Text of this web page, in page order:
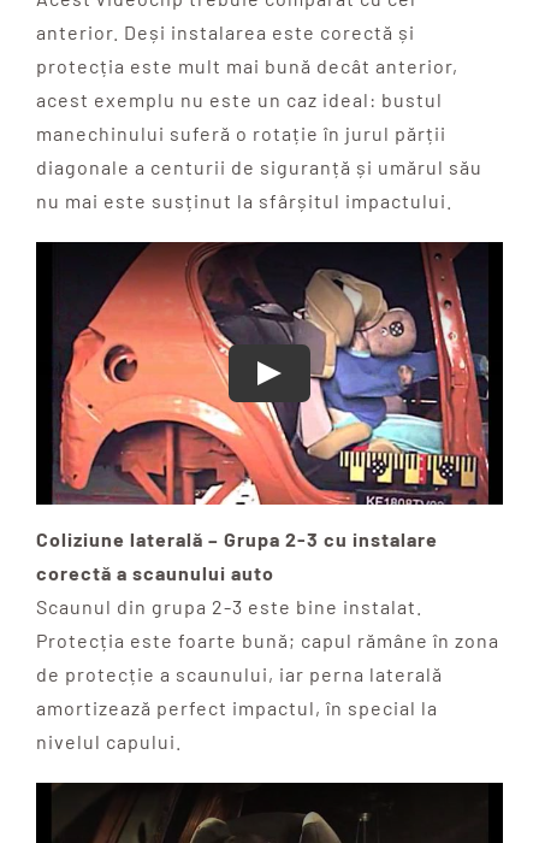
anterior. Deși instalarea este corectă și
protecția este mult mai bună decât anterior,
acest exemplu nu este un caz ideal: bustul
manechinului suferă o rotație în jurul părții
diagonale a centurii de siguranță și umărul său
nu mai este susținut la sfârșitul impactului.
Coliziune laterală – Grupa 2-3 cu instalare
corectă a scaunului auto
Scaunul din grupa 2-3 este bine instalat.
Protecția este foarte bună; capul rămâne în zona
de protecție a scaunului, iar perna laterală
amortizează perfect impactul, în special la
nivelul capului.